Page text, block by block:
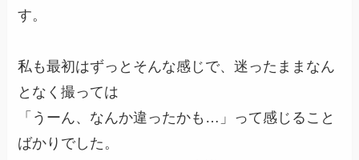
す。
私も最初はずっとそんな感じで、迷ったままなん
となく撮っては
「うーん、なんか違ったかも…」って感じること
ばかりでした。